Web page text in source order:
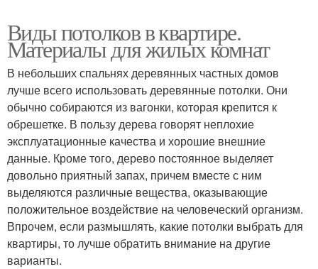
Виды потолков в квартире.
Материалы для жилых комнат
В небольших спальнях деревянных частных домов
лучше всего использовать деревянные потолки. Они
обычно собираются из вагонки, которая крепится к
обрешетке. В пользу дерева говорят неплохие
эксплуатационные качества и хорошие внешние
данные. Кроме того, дерево постоянное выделяет
довольно приятный запах, причем вместе с ним
выделяются различные вещества, оказывающие
положительное воздействие на человеческий организм.
Впрочем, если размышлять, какие потолки выбрать для
квартиры, то лучше обратить внимание на другие
варианты.